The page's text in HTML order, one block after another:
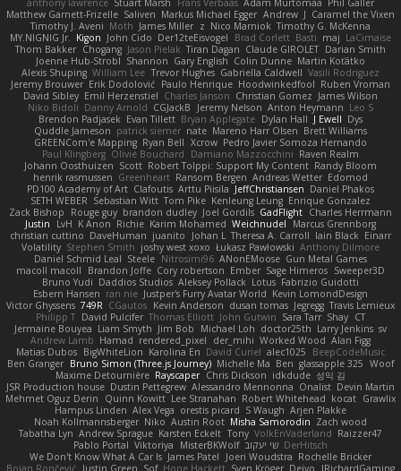
anthony lawrence Stuart Marsh Frans Verbaas Adam Murtomaa Phil Galler
Matthew Garnett-Frizelle Saliven Markus Michael Egger Andrew J Caramel the Vixen
Timothy J. Aveni Moth James Miller z Nico Marniok Timothy G. McKenna
MY.NIGNIG Jr. Kigon John Cido Der12teEisvogel Brad Corlett Basti maj LaCimaise
Thom Bakker Chogang Jason Pielak Tiran Dagan Claude GIROLET Darian Smith
Joenne Hub-Strobl Shannon Gary English Colin Dunne Martin Koťátko
Alexis Shuping William Lee Trevor Hughes Gabriella Caldwell Vasili Rodriguez
Jeremy Brouwer Erik Dodolović Paulo Henrique Hoodwinkedfool Ruben Vroman
David Sibley Emil Herzenstiel Charles Janson Christian Gomez James Wilson
Niko Bidoli Danny Arnold CGJackB Jeremy Nelson Anton Heymann Leo S
Brendon Padjasek Evan Tillett Bryan Applegate Dylan Hall J Ewell Dys
Quddle Jameson patrick siemer nate Mareno Harr Olsen Brett Williams
GREENCom'e Mapping Ryan Bell Xcrow Pedro Javier Somoza Hernando
Paul Klingberg Olivié Bouchard Damiano Mazzocchini Raven Realm
Johann Oosthuizen Scott Robert Tolppi: Support My Content Randy Bloom
henrik rasmussen Greenheart Ransom Bergen Andreas Wetter Edomod
PD100 Academy of Art Clafoutis Arttu Piisila JeffChristiansen Daniel Phakos
SETH WEBER Sebastian Witt Tom Pike Kenleung Leung Enrique Gonzalez
Zack Bishop
Rouge guy brandon dudley Joel Gordils GadFlight Charles Herrmann
Justin
LvH K Anon Richie Karim Mohamed Weichnudel
Marcus Grennborg
christian cuttino DaveHuman juanito Johan L Theresa A. Carroll Iain Black Einarr
Volatility Stephen Smith joshy west xoxo Łukasz Pawłowski Anthony Dilmore
Daniel Schmid Leal Steele Nitrosimi96 ANonEMoose Gun Metal Games
macoll macoll
Brandon Joffe Cory robertson Ember Sage Himeros Sweeper3D
Bruno Yudi Daddios Studios Aleksey Pollack Lotus Fabrizio Guidotti
Esbern Hansen ran nie Justper's Furry Avatar World Kevin LomondDesign
Victor Ghyssens 749R CGautos Kevin Anderson dusan tomas Jegregg Travis Lemieux
Philipp T David Pulcifer Thomas Elliott John Gutwin Sara Tarr Shay CT
Jermaine Bouyea Liam Smyth Jim Bob Michael Loh doctor25th Larry Jenkins sv
Andrew Lamb Hamad rendered_pixel der_mihi Worked Wood Alan Figg
Matias Dubos BigWhiteLion Karolina En David Curiel alec1025
BeepCodeMusic
Ben Granger Bruno Simon (Three.js Journey) Michelle Ma Ben glassapple 325 Woof
Maxime Detournière Rayscaper Chris Dickson idkdude 성익 김
JSR Production house Dustin Pettegrew Alessandro Mennonna Onalist Devin Martin
Mehmet Oguz Derin
Quinn Kowitt Lee Stranahan Robert Whitehead kocat Grawlix
Hampus Linden Alex Vega orestis picard S Waugh Arjen Plakke
Noah Kollmannsberger Niko Austin Root Misha Samorodin Zach wood
Tabatha Lyn Andrew Sprague Karsten Eckelt Tony VolkEnVaderland Raizzer47
Pablo Portal Viktoriya MisterBKWolf שי יעקוב DerHitsch
We Don't Know What A Car Is James Patel Joeri Woudstra Rochelle Bricker
Bojan Rončević Justin Green Sof Hope Hackett Sven Kröger Dejvo
JRichardGaming